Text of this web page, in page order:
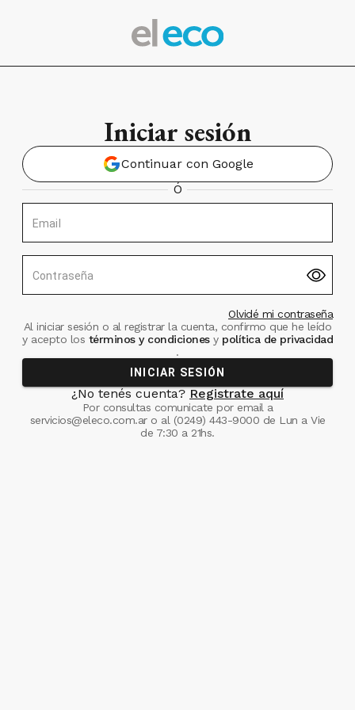
Iniciar sesión
Continuar con Google
Ó
Email
Contraseña
Olvidé mi contraseña
Al iniciar sesión o al registrar la cuenta, confirmo que he leído
y acepto los términos y condiciones ypolítica de privacidad
.
INICIAR SESIÓN
¿No tenés cuenta? Registrate aquí
Por consultas comunicate por email a
servicios@eleco.com.aro al (0249) 443-9000 de Lun a Vie
de 7:30 a 21hs.